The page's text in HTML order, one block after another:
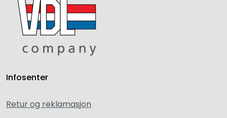
Infosenter
Retur og reklamasjon